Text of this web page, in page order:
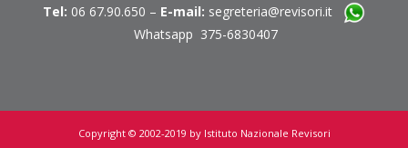
Tel: 06 67.90.650 – E-mail: segreteria@revisori.it
Whatsapp 375-6830407
Copyright © 2002-2019 by Istituto Nazionale Revisori